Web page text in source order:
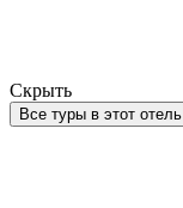
Скрыть
Все туры в этот отель